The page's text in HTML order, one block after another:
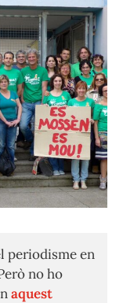
periodisme en
no ho
aquest